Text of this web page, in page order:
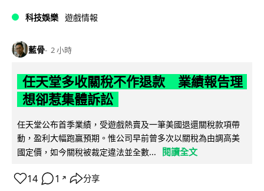
科技娛樂 遊戲情報
藍骨 2 小時
任天堂多收關稅不作退款 業績報告理
想卻惹集體訴訟
任天堂公布首季業績，受遊戲熱賣及一筆美國退還關稅款項帶
動，盈利大幅跑贏預期。惟公司早前曾多次以關稅為由調高美
國定價，如今關稅被裁定違法並全數...
閱讀全文
14 1 ↗ 分享